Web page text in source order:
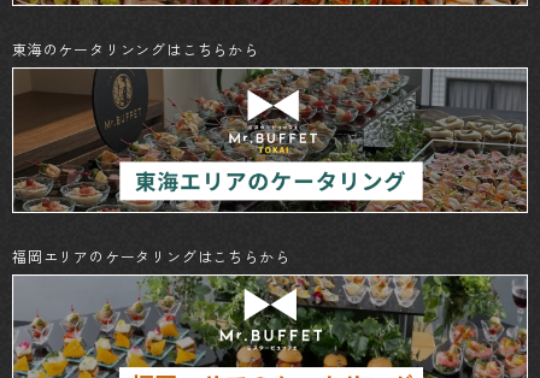
東海のケータリンングはこちらから
福岡エリアのケータリングはこちらから